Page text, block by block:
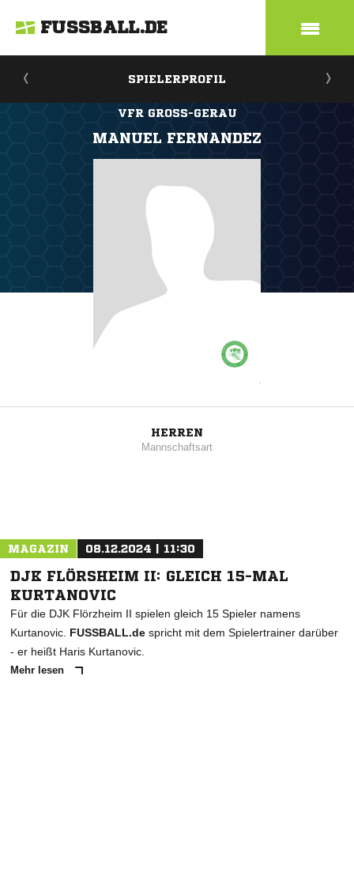
FUSSBALL.DE
SPIELERPROFIL
VFR GROSS-GERAU
MANUEL FERNANDEZ
HERREN
Mannschaftsart
MAGAZIN 08.12.2024 | 11:30
DJK FLÖRSHEIM II: GLEICH 15-MAL
KURTANOVIC
Für die DJK Flörzheim II spielen gleich 15 Spieler namens
Kurtanovic. FUSSBALL.de spricht mit dem Spielertrainer darüber
- er heißt Haris Kurtanovic.
Mehr lesen